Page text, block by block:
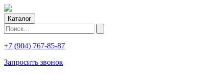
Каталог
+7 (904) 767-85-87
Запросить звонок